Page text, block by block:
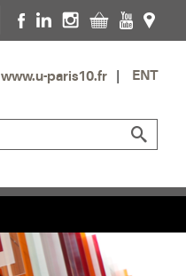
www.u-paris10.fr ENT